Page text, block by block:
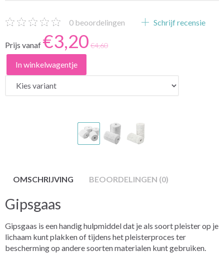
0 beoordelingen Schrijf recensie
Prijs vanaf €3,20 €4,60
In winkelwagentje
OMSCHRIJVING BEOORDELINGEN (0)
Gipsgaas
Gipsgaas is een handig hulpmiddel dat je als soort pleister op je
lichaam kunt plakken of tijdens het pleisterproces ter
bescherming op andere soorten materialen kunt gebruiken.